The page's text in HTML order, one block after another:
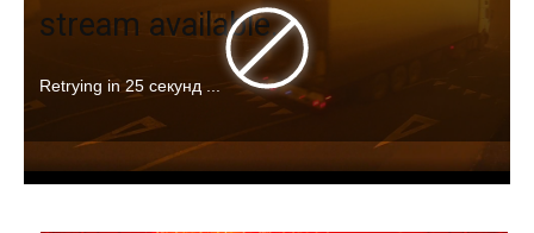
stream available.
Retrying in 24 секунд